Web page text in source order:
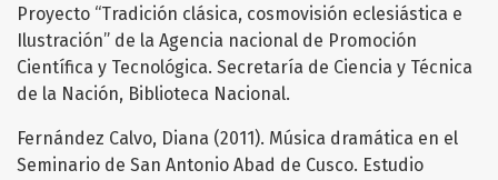
Proyecto “Tradición clásica, cosmovisión eclesiástica e
Ilustración” de la Agencia nacional de Promoción
Científica y Tecnológica. Secretaría de Ciencia y Técnica
de la Nación, Biblioteca Nacional.
Fernández Calvo, Diana (2011). Música dramática en el
Seminario de San Antonio Abad de Cusco. Estudio